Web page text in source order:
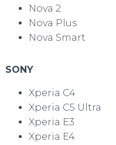
Nova 2
Nova Plus
Nova Smart
SONY
Xperia C4
Xperia C5 Ultra
Xperia E3
Xperia E4